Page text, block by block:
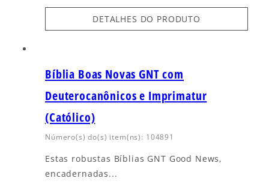
DETALHES DO PRODUTO
Bíblia Boas Novas GNT com
Deuterocanônicos e Imprimatur
(Católico)
Número(s) do(s) item(ns): 104891
Estas robustas Bíblias GNT Good News,
encadernadas...